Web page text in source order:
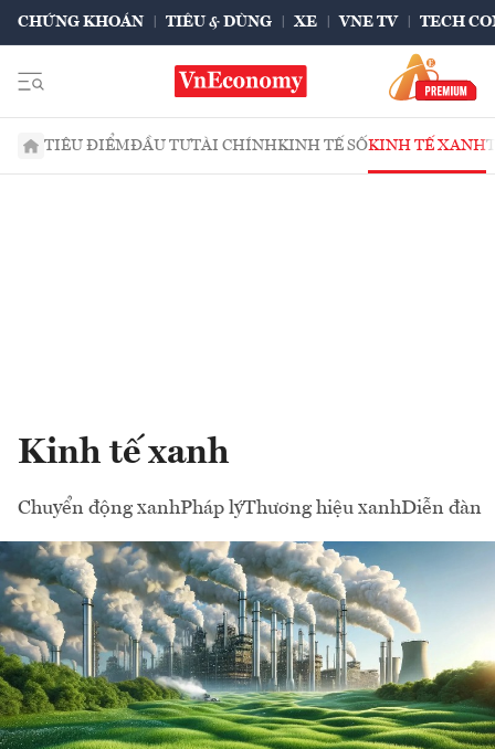
CHỨNG KHOÁN TIÊU & DÙNG XE VNE TV TECH
TIÊU ĐIỂMĐẦU TƯTÀI CHÍNHKINH TẾ SỐKINH TẾ XANH
Kinh tế xanh
Chuyển động xanhPháp lýThương hiệu xanhDiễn đàn